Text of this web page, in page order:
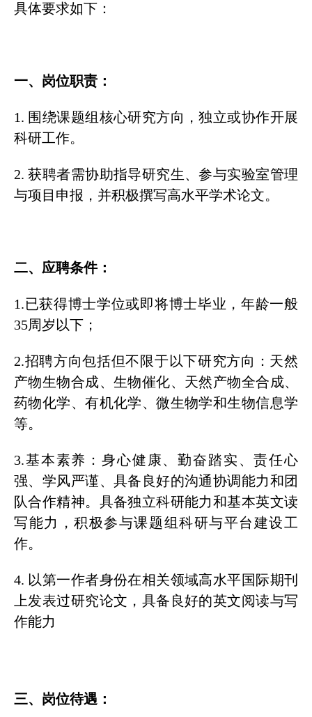
具体要求如下：
一、岗位职责：
1. 围绕课题组核心研究方向，独立或协作开展
科研工作。
2. 获聘者需协助指导研究生、参与实验室管理
与项目申报，并积极撰写高水平学术论文。
二、应聘条件：
1.已获得博士学位或即将博士毕业，年龄一般
35周岁以下；
2.招聘方向包括但不限于以下研究方向：天然
产物生物合成、生物催化、天然产物全合成、
药物化学、有机化学、微生物学和生物信息学
等。
3.基本素养：身心健康、勤奋踏实、责任心
强、学风严谨、具备良好的沟通协调能力和团
队合作精神。具备独立科研能力和基本英文读
写能力，积极参与课题组科研与平台建设工
作。
4. 以第一作者身份在相关领域高水平国际期刊
上发表过研究论文，具备良好的英文阅读与写
作能力
三、岗位待遇：